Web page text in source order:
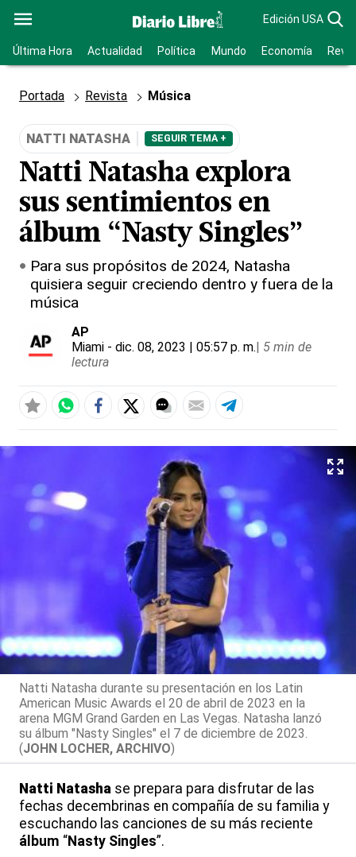
Edición USA
Última Hora Actualidad Política Mundo Economía
Portada Revista Música
NATTI NATASHA SEGUIR TEMA +
Natti Natasha explora
sus sentimientos en
álbum “Nasty Singles”
Para sus propósitos de 2024, Natasha
quisiera seguir creciendo dentro y fuera de la
música
AP
Miami - dic. 08, 2023 | 05:57 p. m.| 5 min de
lectura
Natti Natasha durante su presentación en los Latin
American Music Awards el 20 de abril de 2023 en la
arena MGM Grand Garden en Las Vegas. Natasha lanzó
su álbum "Nasty Singles" el 7 de diciembre de 2023.
(JOHN LOCHER, ARCHIVO)
Natti Natasha se prepara para disfrutar de las
fechas decembrinas en compañía de su familia y
escuchando las canciones de su más reciente
álbum “Nasty Singles”.